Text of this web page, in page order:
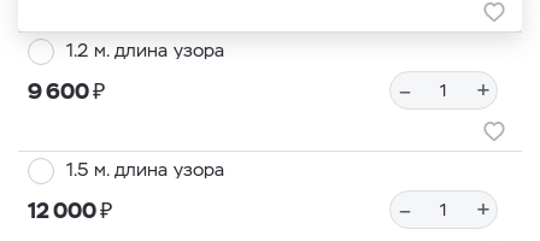
1.2 м. длина узора
9 600₽ – +
1.5 м. длина узора
12 000₽ – +